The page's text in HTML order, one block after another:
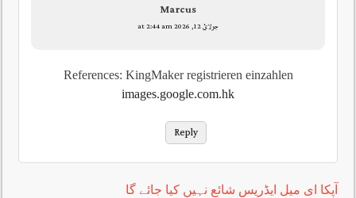
Marcus
جولائ 12, 2026 at 2:44 am
References: KingMaker registrieren einzahlen
images.google.com.hk
Reply
آپکا ای میل ایڈریس شائع نہیں کیا جائے گا